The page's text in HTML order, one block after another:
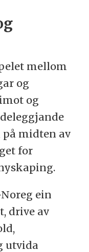
mellom
og
og
midten av
for
ein
drive av
utvida